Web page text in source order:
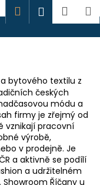
Hledat
košík
bytového textilu z
českých
módu a
firmy je zřejmý od
vznikají pracovní
výrobě,
v prodejně. Je
a aktivně se podílí
a udržitelném
Říčany u